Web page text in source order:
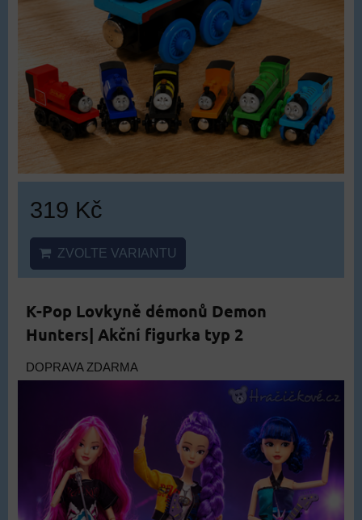
319 Kč
ZVOLTE VARIANTU
K-Pop Lovkyně démonů Demon
Hunters| Akční figurka typ 2
DOPRAVA ZDARMA